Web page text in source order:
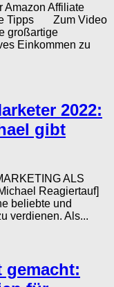
Amazon Affiliate
Tipps Zum Video
großartige
Einkommen zu
2022:
gibt
ALS
Reagiertauf]
beliebte und
verdienen. Als...
gemacht: